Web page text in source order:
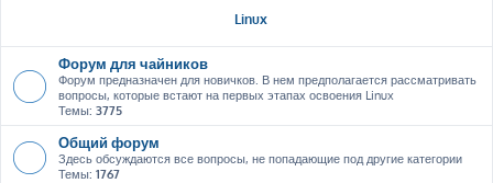
Linux
Форум для чайников
Форум предназначен для новичков. В нем предполагается рассматривать
вопросы, которые встают на первых этапах освоения Linux
Темы: 3775
Общий форум
Здесь обсуждаются все вопросы, не попадающие под другие категории
Темы: 1767